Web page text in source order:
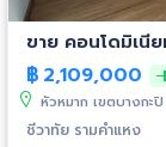
ขาย คอนโดมิเนี
฿ 2,109,000
หัวหมาก เขตบางกะ
ชีวาทัย รามคำแหง